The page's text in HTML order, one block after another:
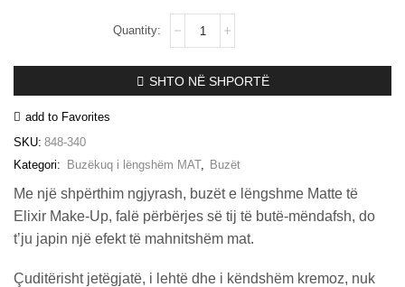
–
#340
SHTO NË SHPORTË
add to Favorites
SKU: 848-340
Kategori:
Buzëkuq i lëngshëm MAT, Buzët
Me një shpërthim ngjyrash, buzët e lëngshme Matte të
Elixir Make-Up, falë përbërjes së tij të butë-mëndafsh, do
t’ju japin një efekt të mahnitshëm mat.
Çuditërisht jetëgjatë, i lehtë dhe i këndshëm kremoz, nuk